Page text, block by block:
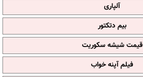
آلپاری
بیم دتکتور
قیمت شیشه سکوریت
فیلم آپنه خواب